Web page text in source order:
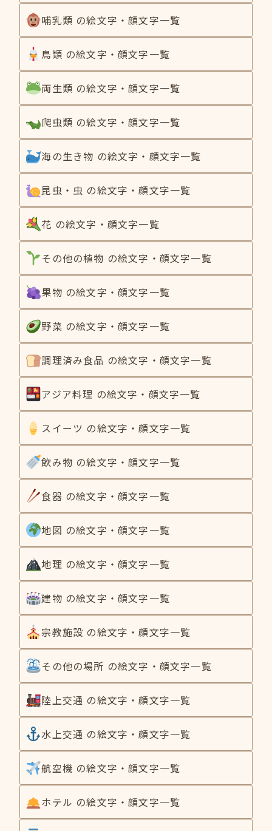
哺乳類 の絵文字・顔文字一覧
鳥類 の絵文字・顔文字一覧
両生類 の絵文字・顔文字一覧
爬虫類 の絵文字・顔文字一覧
海の生き物 の絵文字・顔文字一覧
昆虫・虫 の絵文字・顔文字一覧
花 の絵文字・顔文字一覧
その他の植物 の絵文字・顔文字一覧
果物 の絵文字・顔文字一覧
野菜 の絵文字・顔文字一覧
調理済み食品 の絵文字・顔文字一覧
アジア料理 の絵文字・顔文字一覧
スイーツ の絵文字・顔文字一覧
飲み物 の絵文字・顔文字一覧
食器 の絵文字・顔文字一覧
地図 の絵文字・顔文字一覧
地理 の絵文字・顔文字一覧
建物 の絵文字・顔文字一覧
宗教施設 の絵文字・顔文字一覧
その他の場所 の絵文字・顔文字一覧
陸上交通 の絵文字・顔文字一覧
水上交通 の絵文字・顔文字一覧
航空機 の絵文字・顔文字一覧
ホテル の絵文字・顔文字一覧